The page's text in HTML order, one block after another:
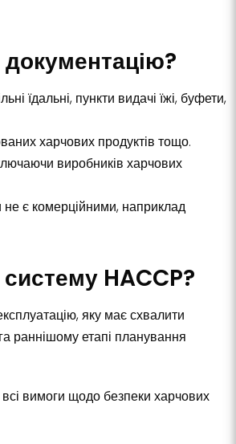
їдальні, пункти видачі їжі, буфети,
харчових продуктів тощо.
виробників харчових
не є комерційними, наприклад
HACCP?
яку має схвалити
раннішому етапі планування
вимоги щодо безпеки харчових